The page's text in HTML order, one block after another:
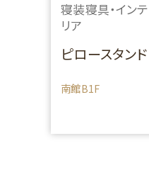
寝装寝具・インテ
リア
ピロースタンド
南館B1F